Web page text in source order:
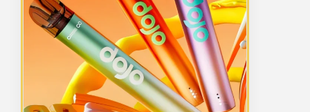
initial
était :
6,55 €.
actuel
est :
4,99 €.